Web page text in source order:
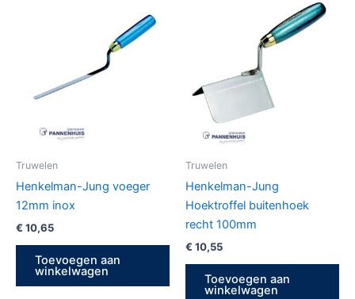
Truwelen
Henkelman-Jung voeger
12mm inox
€ 10,65
Toevoegen aan
winkelwagen
Truwelen
Henkelman-Jung
Hoektroffel buitenhoek
recht 100mm
€ 10,55
Toevoegen aan
winkelwagen